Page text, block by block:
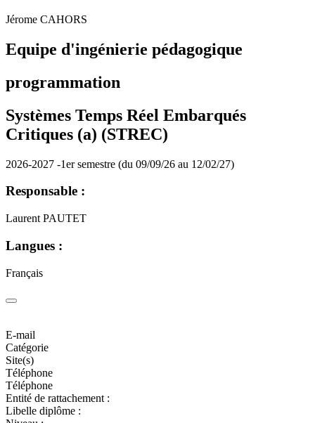
Jérome CAHORS
Equipe d'ingénierie pédagogique
programmation
Systèmes Temps Réel Embarqués
Critiques (a) (STREC)
2026-2027 -1er semestre (du 09/09/26 au 12/02/27)
Responsable :
Laurent PAUTET
Langues :
Français
E-mail
Catégorie
Site(s)
Téléphone
Téléphone
Entité de rattachement :
Libelle diplôme :